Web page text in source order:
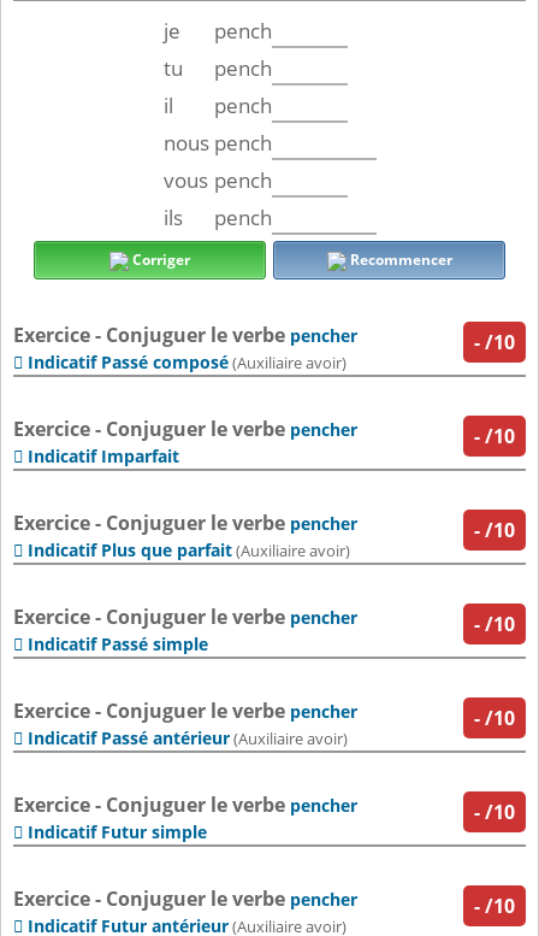
je
pench
tu
pench
il
pench
nous pench
vous pench
ils
pench
Corriger Recommencer
-/10
Exercice - Conjuguer le verbe pencher
 Indicatif Passé composé(Auxiliaire avoir)
-/10
Exercice - Conjuguer le verbe pencher
 Indicatif Imparfait
-/10
Exercice - Conjuguer le verbe pencher
 Indicatif Plus que parfait(Auxiliaire avoir)
-/10
Exercice - Conjuguer le verbe pencher
 Indicatif Passé simple
-/10
Exercice - Conjuguer le verbe pencher
 Indicatif Passé antérieur(Auxiliaire avoir)
-/10
Exercice - Conjuguer le verbe pencher
 Indicatif Futur simple
-/10
Exercice - Conjuguer le verbe pencher
 Indicatif Futur antérieur(Auxiliaire avoir)